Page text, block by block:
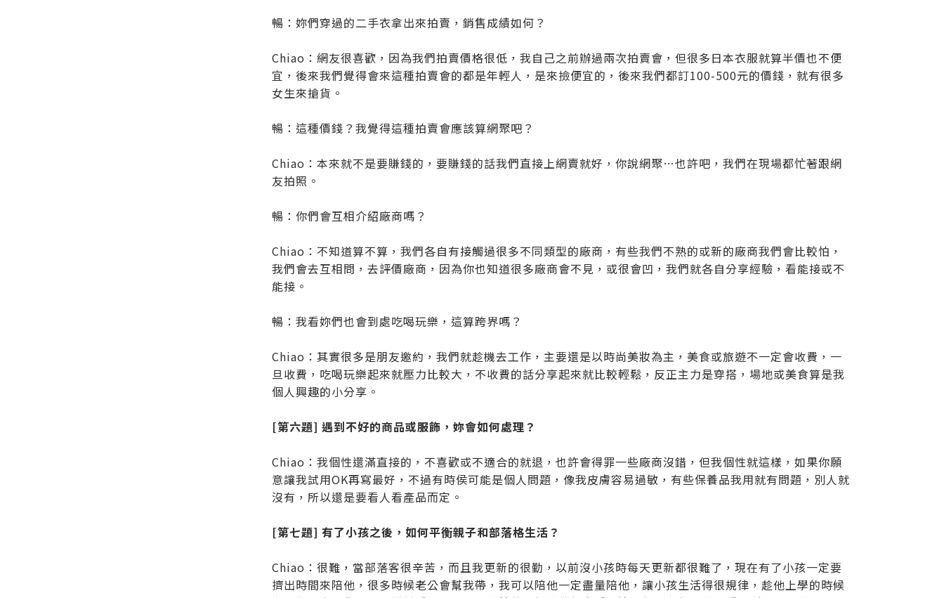
暢：妳們穿過的二手衣拿出來拍賣，銷售成績如何？
Chiao：網友很喜歡，因為我們拍賣價格很低，我自己之前辦過兩次拍賣會，但很多日本衣服就算半價也不便
宜，後來我們覺得會來這種拍賣會的都是年輕人，是來撿便宜的，後來我們都訂100-500元的價錢，就有很多
女生來搶貨。
暢：這種價錢？我覺得這種拍賣會應該算網聚吧？
Chiao：本來就不是要賺錢的，要賺錢的話我們直接上網賣就好，你說網聚…也許吧，我們在現場都忙著跟網
友拍照。
暢：你們會互相介紹廠商嗎？
Chiao：不知道算不算，我們各自有接觸過很多不同類型的廠商，有些我們不熟的或新的廠商我們會比較怕，
我們會去互相問，去評價廠商，因為你也知道很多廠商會不見，或很會凹，我們就各自分享經驗，看能接或不
能接。
暢：我看妳們也會到處吃喝玩樂，這算跨界嗎？
Chiao：其實很多是朋友邀約，我們就趁機去工作，主要還是以時尚美妝為主，美食或旅遊不一定會收費，一
旦收費，吃喝玩樂起來就壓力比較大，不收費的話分享起來就比較輕鬆，反正主力是穿搭，場地或美食算是我
個人興趣的小分享。
[第六題] 遇到不好的商品或服飾，妳會如何處理？
Chiao：我個性還滿直接的，不喜歡或不適合的就退，也許會得罪一些廠商沒錯，但我個性就這樣，如果你願
意讓我試用OK再寫最好，不過有時侯可能是個人問題，像我皮膚容易過敏，有些保養品我用就有問題，別人就
沒有，所以還是要看人看產品而定。
[第七題] 有了小孩之後，如何平衡親子和部落格生活？
Chiao：很難，當部落客很辛苦，而且我更新的很勤，以前沒小孩時每天更新都很難了，現在有了小孩一定要
擠出時間來陪他，很多時候老公會幫我帶，我可以陪他一定盡量陪他，讓小孩生活得很規律，趁他上學的時候